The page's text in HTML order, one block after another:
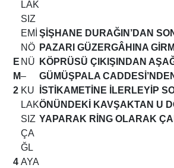
ŞİŞHANE DURAĞIN’DAN
PAZARI GÜZERGÂHINA
KÖPRÜSÜ ÇIKIŞINDAN
GÜMÜŞPALA
İSTİKAMETİNE İLERLEYİP
ÖNÜNDEKİ KAVŞAKTAN U
YAPARAK RİNG OLARAK
LAK
SIZ
E
M
2
EMİ
NÖ
NÜ
–
KU
LAK
SIZ
4
ÇA
ĞL
AYA